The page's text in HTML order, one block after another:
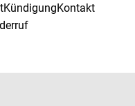
KündigungKontakt